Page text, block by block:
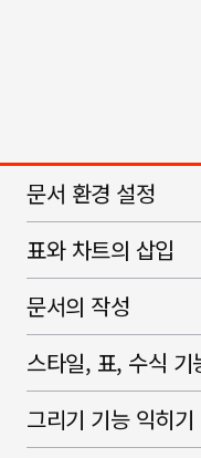
문서 환경 설정
표와 차트의 삽입
문서의 작성
스타일, 표, 수식 기
그리기 기능 익히기